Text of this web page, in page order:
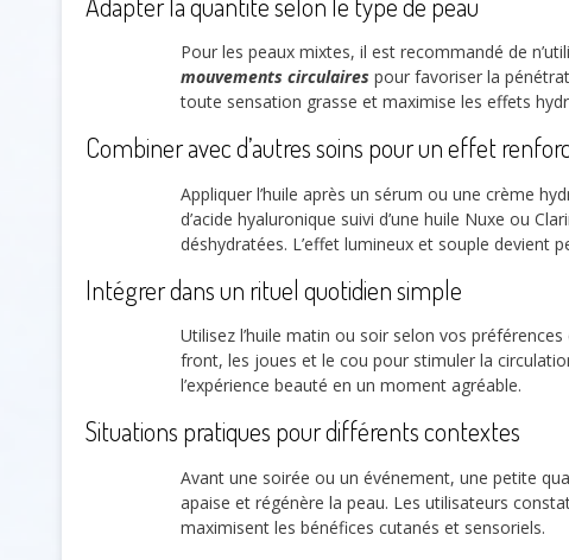
Pour les peaux mixtes, il est recommandé de
mouvements circulaires pour favoriser la
toute sensation grasse et maximise les effets
Combiner avec d’autres soins pour un effet
Appliquer l’huile après un sérum ou une crème
d’acide hyaluronique suivi d’une huile Nuxe ou
déshydratées. L’effet lumineux et souple devient
Intégrer dans un rituel quotidien simple
Utilisez l’huile matin ou soir selon vos
front, les joues et le cou pour stimuler la
l’expérience beauté en un moment agréable.
Situations pratiques pour différents contextes
Avant une soirée ou un événement, une petite
apaise et régénère la peau. Les utilisateurs
maximisent les bénéfices cutanés et sensoriels.